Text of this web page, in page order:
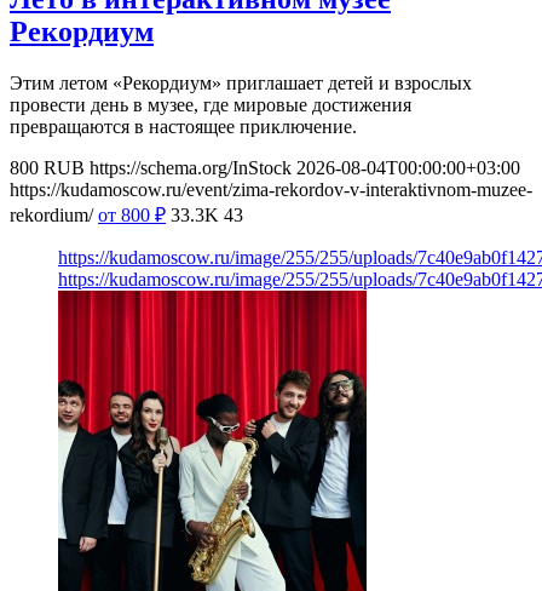
Рекордиум
Этим летом «Рекордиум» приглашает детей и взрослых
провести день в музее, где мировые достижения
превращаются в настоящее приключение.
800 RUB https://schema.org/InStock 2026-08-04T00:00:00+03:00
https://kudamoscow.ru/event/zima-rekordov-v-interaktivnom-muzee-
rekordium/ от 800 ₽ 33.3K 43
https://kudamoscow.ru/image/255/255/uploads/
https://kudamoscow.ru/image/255/255/uploads/